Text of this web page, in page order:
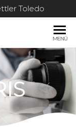
Toledo
MENÚ